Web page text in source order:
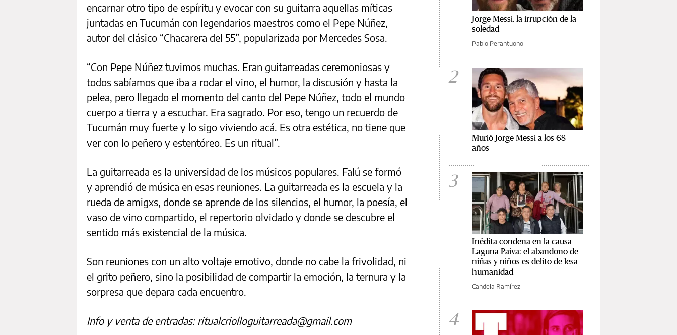
encarnar otro tipo de espíritu y evocar con su guitarra aquellas míticas
juntadas en Tucumán con legendarios maestros como el Pepe Núñez,
autor del clásico “Chacarera del 55”, popularizada por Mercedes Sosa.
“Con Pepe Núñez tuvimos muchas. Eran guitarreadas ceremoniosas y
todos sabíamos que iba a rodar el vino, el humor, la discusión y hasta la
pelea, pero llegado el momento del canto del Pepe Núñez, todo el mundo
cuerpo a tierra y a escuchar. Era sagrado. Por eso, tengo un recuerdo de
Tucumán muy fuerte y lo sigo viviendo acá. Es otra estética, no tiene que
ver con lo peñero y estentóreo. Es un ritual”.
La guitarreada es la universidad de los músicos populares. Falú se formó
y aprendió de música en esas reuniones. La guitarreada es la escuela y la
rueda de amigxs, donde se aprende de los silencios, el humor, la poesía, el
vaso de vino compartido, el repertorio olvidado y donde se descubre el
sentido más existencial de la música.
Son reuniones con un alto voltaje emotivo, donde no cabe la frivolidad, ni
el grito peñero, sino la posibilidad de compartir la emoción, la ternura y la
sorpresa que depara cada encuentro.
Info y venta de entradas: ritualcriolloguitarreada@gmail.com
Jorge Messi, la irrupción de la
soledad
Pablo Perantuono
2
Murió Jorge Messi a los 68
años
3
Inédita condena en la causa
Laguna Paiva: el abandono de
niñas y niños es delito de lesa
humanidad
Candela Ramírez
4